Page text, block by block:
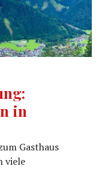
in
Gasthaus
viele